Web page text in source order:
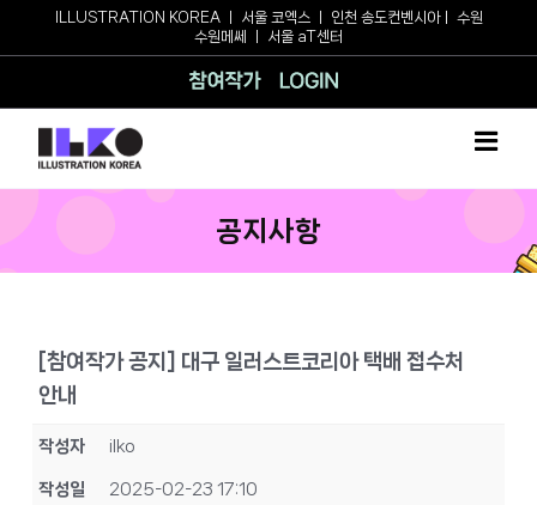
ILLUSTRATION KOREAㅣ 서울 코엑스 인천 송도컨벤시아ㅣ 수원
수원메쎄
서울 aT센터
참여작가
공지사항
[참여작가 공지] 대구 일러스트코리아 택배 접수처
안내
작성자 ilko
작성일 2025-02-23 17:10